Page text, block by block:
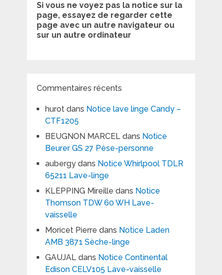
Si vous ne voyez pas la notice sur la
page, essayez de regarder cette
page avec un autre navigateur ou
sur un autre ordinateur
Commentaires récents
hurotdans Notice lave linge Candy –
CTF1205
BEUGNON MARCELdans Notice
Beurer GS 27 Pèse-personne
aubergydans Notice Whirlpool TDLR
65211 Lave-linge
KLEPPING Mireille dans Notice
Thomson TDW 60 WH Lave-
vaisselle
Moricet Pierre dans Notice Laden
AMB 3871 Sèche-linge
GAUJALdans Notice Continental
Edison CELV105 Lave-vaisselle